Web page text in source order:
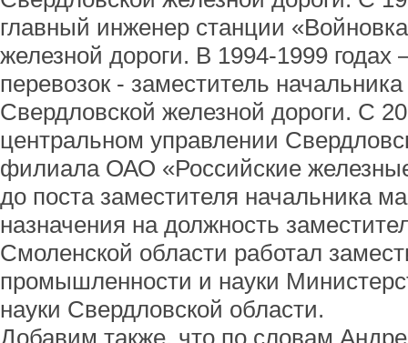
главный инженер станции
железной дороги. В 1994-1999 годах
перевозок - заместитель
Свердловской железной дороги. С
центральном управлении
филиала ОАО «Российские
до поста заместителя начальника
назначения на должность
Смоленской области работал
промышленности и науки
науки Свердловской области.
Добавим также, что по словам